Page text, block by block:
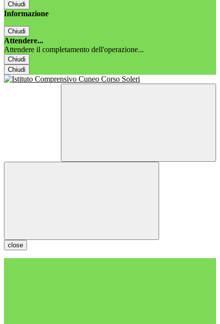
Chiudi
Informazione
Chiudi
Attendere...
Attendere il completamento dell'operazione...
Chiudi
Chiudi
close